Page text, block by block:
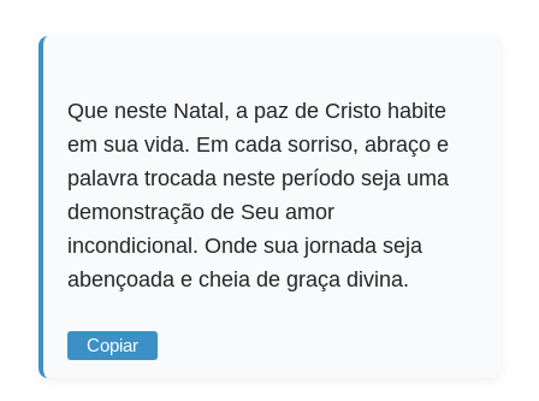
Que neste Natal, a paz de Cristo habite
em sua vida. Em cada sorriso, abraço e
palavra trocada neste período seja uma
demonstração de Seu amor
incondicional. Onde sua jornada seja
abençoada e cheia de graça divina.
Copiar